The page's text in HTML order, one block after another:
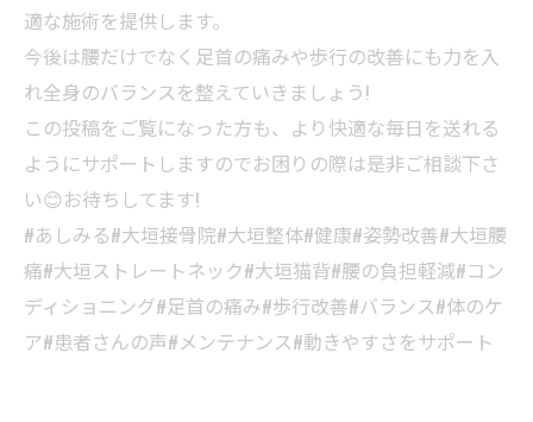
適な施術を提供します。
今後は腰だけでなく足首の痛みや歩行の改善にも力を入
れ全身のバランスを整えていきましょう!
この投稿をご覧になった方も、より快適な毎日を送れる
ようにサポートしますのでお困りの際は是非ご相談下さ
い😊お待ちしてます!
#あしみる#大垣接骨院#大垣整体#健康#姿勢改善#大垣腰
痛#大垣ストレートネック#大垣猫背#腰の負担軽減#コン
ディショニング#足首の痛み#歩行改善#バランス#体のケ
ア#患者さんの声#メンテナンス#動きやすさをサポート